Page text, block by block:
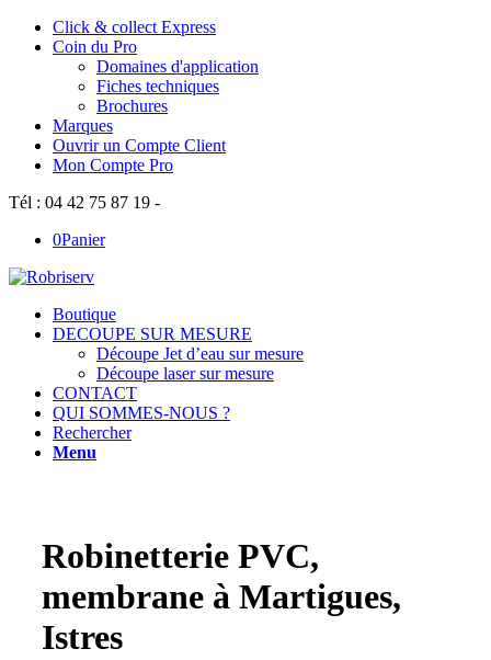
Click & collect Express
Coin du Pro
Domaines d'application
Fiches techniques
Brochures
Marques
Ouvrir un Compte Client
Mon Compte Pro
Tél : 04 42 75 87 19 -
0Panier
Boutique
DECOUPE SUR MESURE
Découpe Jet d’eau sur mesure
Découpe laser sur mesure
CONTACT
QUI SOMMES-NOUS ?
Rechercher
Menu
Robinetterie PVC,
membrane à Martigues,
Istres